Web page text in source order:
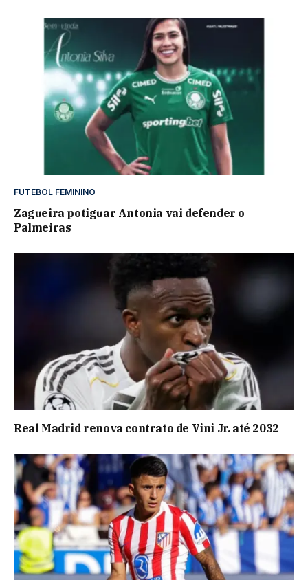
FUTEBOL FEMININO
Zagueira potiguar Antonia vai defender o
Palmeiras
Real Madrid renova contrato de Vini Jr. até 2032